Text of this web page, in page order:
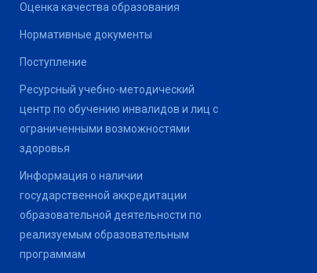
Оценка качества образования
Нормативные документы
Поступление
Ресурсный учебно-методический
центр по обучению инвалидов и лиц с
ограниченными возможностями
здоровья
Информация о наличии
государственной аккредитации
образовательной деятельности по
реализуемым образовательным
программам